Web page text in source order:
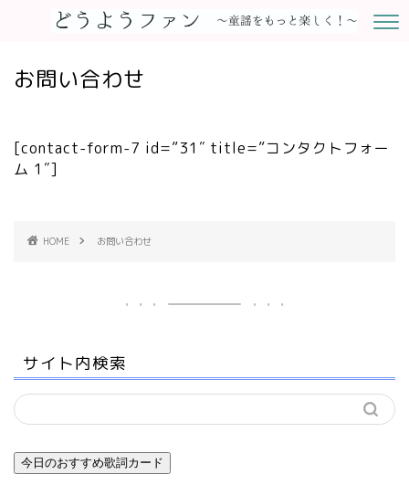
お問い合わせ
[contact-form-7 id=”31″ title=”コンタクトフォー
ム 1″]
HOME お問い合わせ
サイト内検索
今日のおすすめ歌詞カード